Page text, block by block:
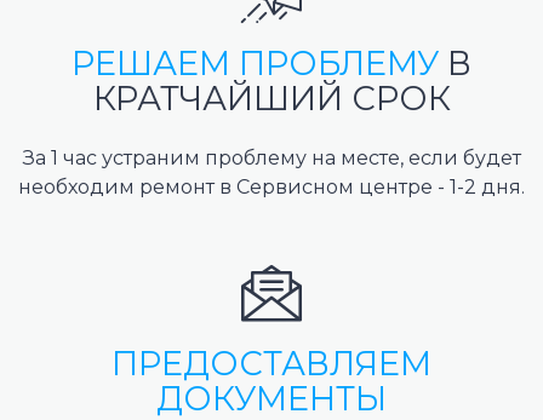
РЕШАЕМ ПРОБЛЕМУ В
КРАТЧАЙШИЙ СРОК
За 1 час устраним проблему на месте, если будет
необходим ремонт в Сервисном центре - 1-2 дня.
ПРЕДОСТАВЛЯЕМ
ДОКУМЕНТЫ